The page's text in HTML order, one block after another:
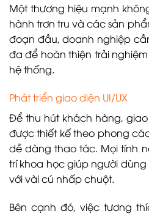
Một thương hiệu mạnh
hành trơn tru và các sản
đoạn đầu, doanh nghiệp
đa để hoàn thiện trải
hệ thống.
Phát triển giao diện UI/UX
Để thu hút khách hàng,
được thiết kế theo phong
dễ dàng thao tác. Mọi tính
trí khoa học giúp người
với vài cú nhấp chuột.
Bên cạnh đó, việc tương